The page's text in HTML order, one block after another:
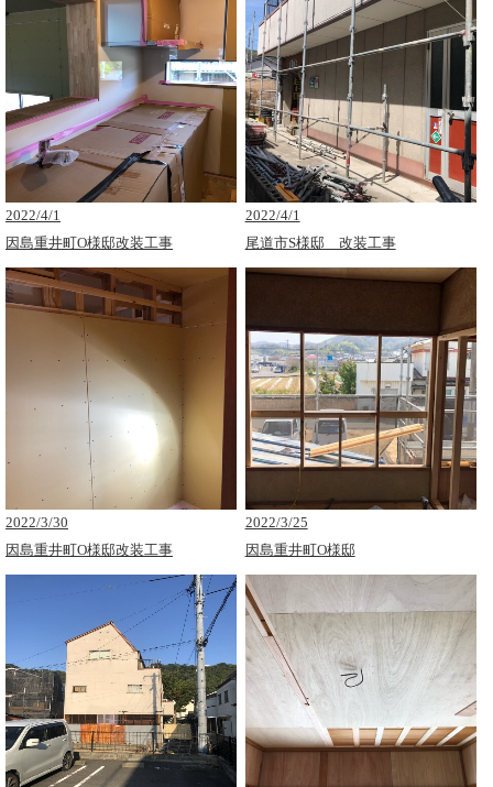
2022/4/1
因島重井町O様邸改装工事
2022/4/1
尾道市S様邸 改装工事
2022/3/30
因島重井町O様邸改装工事
2022/3/25
因島重井町O様邸